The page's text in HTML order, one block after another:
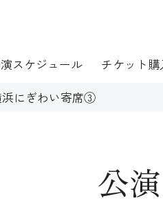
スケジュール チケット
時間・休館日・アクセス
にぎわい寄席③
公